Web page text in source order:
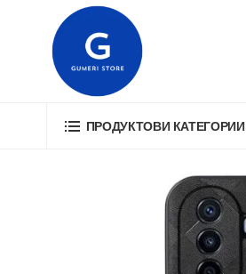
ПРОДУКТОВИ КАТЕГОРИИ